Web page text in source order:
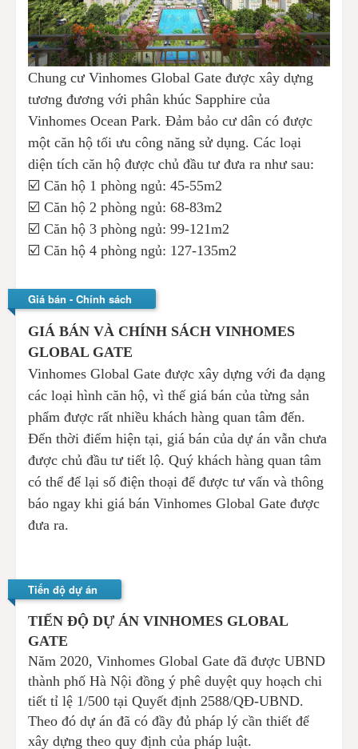
Chung cư Vinhomes Global Gate được xây dựng
tương đương với phân khúc Sapphire của
Vinhomes Ocean Park. Đảm bảo cư dân có được
một căn hộ tối ưu công năng sử dụng. Các loại
diện tích căn hộ được chủ đầu tư đưa ra như sau:
☑️ Căn hộ 1 phòng ngủ: 45-55m2
☑️ Căn hộ 2 phòng ngủ: 68-83m2
☑️ Căn hộ 3 phòng ngủ: 99-121m2
☑️ Căn hộ 4 phòng ngủ: 127-135m2
Giá bán - Chính sách
GIÁ BÁN VÀ CHÍNH SÁCH VINHOMES
GLOBAL GATE
Vinhomes Global Gate được xây dựng với đa dạng
các loại hình căn hộ, vì thế giá bán của từng sản
phẩm được rất nhiều khách hàng quan tâm đến.
Đến thời điểm hiện tại, giá bán của dự án vẫn chưa
được chủ đầu tư tiết lộ. Quý khách hàng quan tâm
có thể để lại số điện thoại để được tư vấn và thông
báo ngay khi giá bán Vinhomes Global Gate được
đưa ra.
Tiến độ dự án
TIẾN ĐỘ DỰ ÁN VINHOMES GLOBAL
GATE
Năm 2020, Vinhomes Global Gate đã được UBND
thành phố Hà Nội đồng ý phê duyệt quy hoạch chi
tiết tỉ lệ 1/500 tại Quyết định 2588/QĐ-UBND.
Theo đó dự án đã có đầy đủ pháp lý cần thiết để
xây dựng theo quy định của pháp luật.